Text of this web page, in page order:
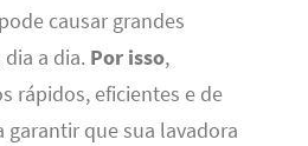
causar grandes
a dia. Por isso,
rápidos, eficientes e de
garantir que sua lavadora